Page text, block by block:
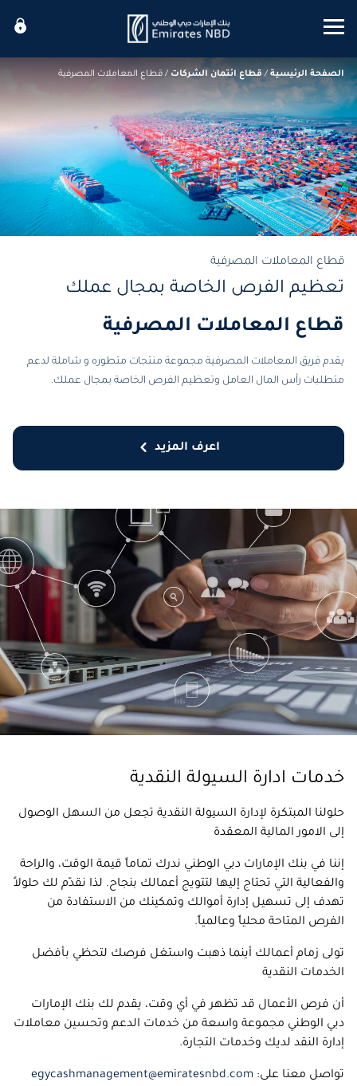
Mobile menu
الصفحة الرئيسية / قطاع ائتمان الشركات /قطاع المعاملات المصرفية
قطاع المعاملات المصرفية
تعظيم الفرص الخاصة بمجال عملك
قطاع المعاملات المصرفية
يقدم فريق المعاملات المصرفية مجموعة منتجات متطوره و شاملة لدعم
متطلبات رأس المال العامل وتعظيم الفرص الخاصة بمجال عملك.
اعرف المزيد
خدمات ادارة السيولة النقدية
حلولنا المبتكرة لإدارة السيولة النقدية تجعل من السهل الوصول
إلى الامور المالية المعقدة
إننا في بنك الإمارات دبي الوطني ندرك تماماً قيمة الوقت، والراحة
والفعالية التي تحتاج إليها لتتويج أعمالك بنجاح. لذا نقدّم لك حلولاً
تهدف إلى تسهيل إدارة أموالك وتمكينك من الاستفادة من
الفرص المتاحة محلياً وعالمياً.
تولى زمام أعمالك أينما ذهبت واستغل فرصك لتحظي بأفضل
الخدمات النقدية
أن فرص الأعمال قد تظهر في أي وقت، يقدم لك بنك الإمارات
دبي الوطني مجموعة واسعة من خدمات الدعم وتحسين معاملات
إدارة النقد لديك وخدمات التجارة.
تواصل معنا على: egycashmanagement@emiratesnbd.com